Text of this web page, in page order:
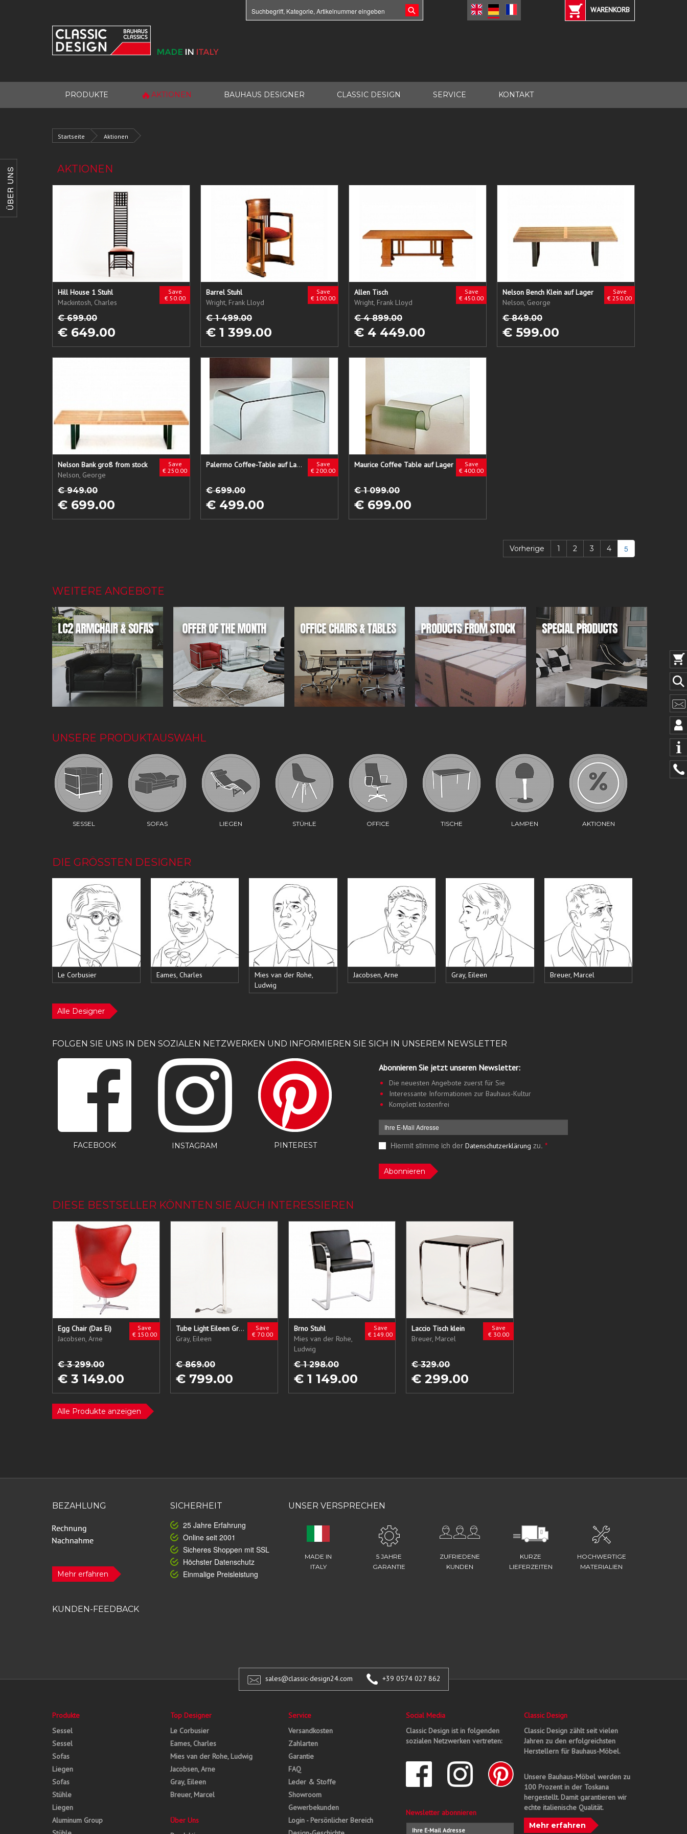
ÜBER UNS
WARENKORB
PRODUKTE 🔥 AKTIONEN BAUHAUS DESIGNER CLASSIC DESIGN SERVICE KONTAKT
Startseite Aktionen
AKTIONEN
Save
€ 50.00
Hill House 1 Stuhl
Mackintosh, Charles
€ 699.00
€ 649.00
Save
€ 100.00
Barrel Stuhl
Wright, Frank Lloyd
€ 1 499.00
€ 1 399.00
Save
€ 450.00
Allen Tisch
Wright, Frank Lloyd
€ 4 899.00
€ 4 449.00
Save
€ 250.00
Nelson Bench Klein auf Lager
Nelson, George
€ 849.00
€ 599.00
Save
€ 250.00
Nelson Bank groß from stock
Nelson, George
€ 949.00
€ 699.00
Save
€ 200.00
Palermo Coffee-Table auf Lager
€ 699.00
€ 499.00
Save
€ 400.00
Maurice Coffee Table auf Lager
€ 1 099.00
€ 699.00
Vorherige 1 2 3 4 5
WEITERE ANGEBOTE
UNSERE PRODUKTAUSWAHL
SESSEL SOFAS LIEGEN STÜHLE OFFICE TISCHE LAMPEN AKTIONEN
DIE GRÖSSTEN DESIGNER
Le Corbusier Eames, Charles
Mies van der Rohe,
Ludwig
Jacobsen, Arne Gray, Eileen Breuer, Marcel
Alle Designer
FOLGEN SIE UNS IN DEN SOZIALEN NETZWERKEN UND INFORMIEREN SIE SICH IN UNSEREM NEWSLETTER
FACEBOOK INSTAGRAM PINTEREST
Abonnieren Sie jetzt unseren Newsletter:
Die neuesten Angebote zuerst für Sie
Interessante Informationen zur Bauhaus-Kultur
Komplett kostenfrei
Hiermit stimme ich der Datenschutzerklärung zu. *
Abonnieren
DIESE BESTSELLER KÖNNTEN SIE AUCH INTERESSIEREN
Save
€ 150.00
Egg Chair (Das Ei)
Jacobsen, Arne
€ 3 299.00
€ 3 149.00
Save
€ 70.00
Tube Light Eileen Gray
Gray, Eileen
€ 869.00
€ 799.00
Save
€ 149.00
Brno Stuhl
Mies van der Rohe,
Ludwig
€ 1 298.00
€ 1 149.00
Save
€ 30.00
Laccio Tisch klein
Breuer, Marcel
€ 329.00
€ 299.00
Alle Produkte anzeigen
BEZAHLUNG
Mehr erfahren
SICHERHEIT
25 Jahre Erfahrung
Online seit 2001
Sicheres Shoppen mit SSL
Höchster Datenschutz
Einmalige Preisleistung
UNSER VERSPRECHEN
MADE IN
ITALY
5 JAHRE
GARANTIE
ZUFRIEDENE
KUNDEN
KURZE
LIEFERZEITEN
HOCHWERTIGE
MATERIALIEN
KUNDEN-FEEDBACK
sales@classic-design24.com +39 0574 027 862
Produkte
Sessel
Sessel
Sofas
Liegen
Sofas
Stühle
Liegen
Aluminum Group
Top Designer
Le Corbusier
Eames, Charles
Mies van der Rohe, Ludwig
Jacobsen, Arne
Gray, Eileen
Breuer, Marcel
Über Uns
Service
Versandkosten
Zahlarten
Garantie
FAQ
Leder & Stoffe
Showroom
Gewerbekunden
Login - Persönlicher Bereich
Social Media
Classic Design ist in folgenden
sozialen Netzwerken vertreten:
Newsletter abonnieren
Classic Design
Classic Design zählt seit vielen
Jahren zu den erfolgreichsten
Herstellern für Bauhaus-Möbel.
Unsere Bauhaus-Möbel werden zu
100 Prozent in der Toskana
hergestellt. Damit garantieren wir
echte italienische Qualität.
Mehr erfahren